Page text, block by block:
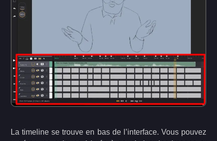
La timeline se trouve en bas de l’interface. Vous pouvez